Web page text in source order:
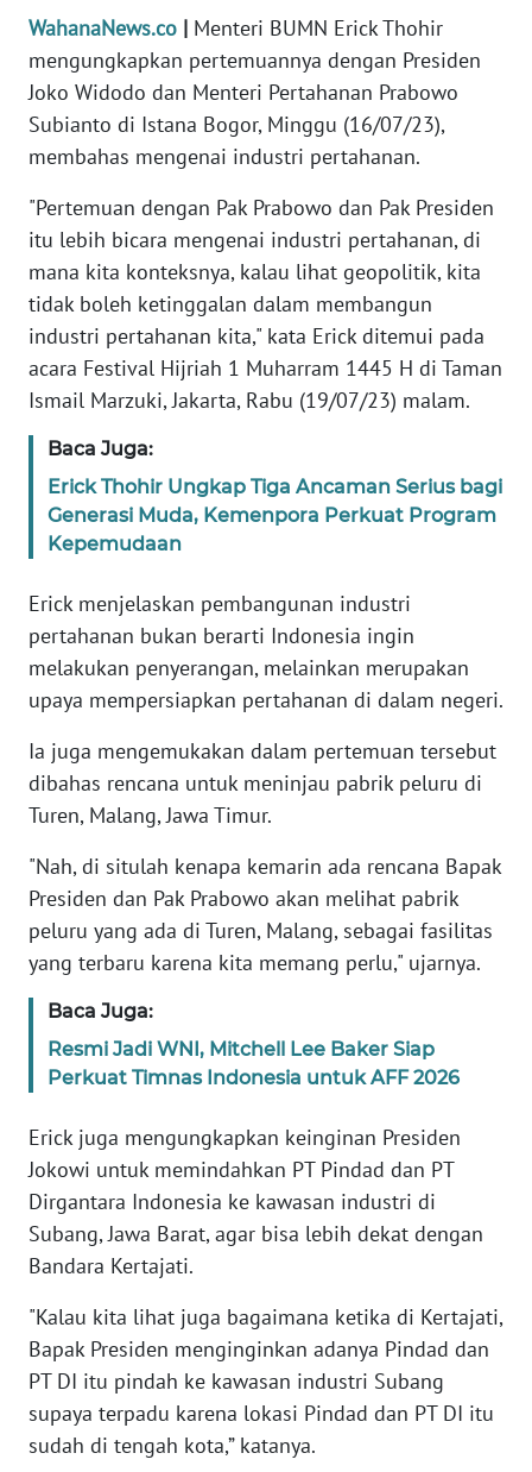
WahanaNews.co | Menteri BUMN Erick Thohir
mengungkapkan pertemuannya dengan Presiden
Joko Widodo dan Menteri Pertahanan Prabowo
Subianto di Istana Bogor, Minggu (16/07/23),
membahas mengenai industri pertahanan.
"Pertemuan dengan Pak Prabowo dan Pak Presiden
itu lebih bicara mengenai industri pertahanan, di
mana kita konteksnya, kalau lihat geopolitik, kita
tidak boleh ketinggalan dalam membangun
industri pertahanan kita," kata Erick ditemui pada
acara Festival Hijriah 1 Muharram 1445 H di Taman
Ismail Marzuki, Jakarta, Rabu (19/07/23) malam.
Baca Juga:
Erick Thohir Ungkap Tiga Ancaman Serius bagi
Generasi Muda, Kemenpora Perkuat Program
Kepemudaan
Erick menjelaskan pembangunan industri
pertahanan bukan berarti Indonesia ingin
melakukan penyerangan, melainkan merupakan
upaya mempersiapkan pertahanan di dalam negeri.
Ia juga mengemukakan dalam pertemuan tersebut
dibahas rencana untuk meninjau pabrik peluru di
Turen, Malang, Jawa Timur.
"Nah, di situlah kenapa kemarin ada rencana Bapak
Presiden dan Pak Prabowo akan melihat pabrik
peluru yang ada di Turen, Malang, sebagai fasilitas
yang terbaru karena kita memang perlu," ujarnya.
Baca Juga:
Resmi Jadi WNI, Mitchell Lee Baker Siap
Perkuat Timnas Indonesia untuk AFF 2026
Erick juga mengungkapkan keinginan Presiden
Jokowi untuk memindahkan PT Pindad dan PT
Dirgantara Indonesia ke kawasan industri di
Subang, Jawa Barat, agar bisa lebih dekat dengan
Bandara Kertajati.
"Kalau kita lihat juga bagaimana ketika di Kertajati,
Bapak Presiden menginginkan adanya Pindad dan
PT DI itu pindah ke kawasan industri Subang
supaya terpadu karena lokasi Pindad dan PT DI itu
sudah di tengah kota,” katanya.
Informasi
INDEKS
KAMI
IKLAN
TENTANG
KAMI
PEDOMAN
MEDIA
SIBER
REDAKSI
KARIR
DISCLAIMER
Wahana
News
Regional
SUMUT
WN
JAKARTA
WN
JABAR
BANTEN
WN
NTT
KEPRI
WN
WN